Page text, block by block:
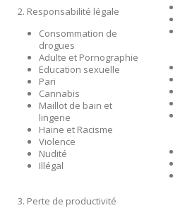
2. Responsabilité légale
Consommation de
drogues
Adulte et Pornographie
Education sexuelle
Pari
Cannabis
Maillot de bain et
lingerie
Haine et Racisme
Violence
Nudité
Illégal
3. Perte de productivité